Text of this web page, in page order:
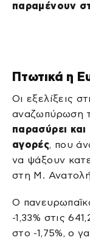
παραμένουν
Πτωτικά η
Οι εξελίξεις
αναζωπύρωση
παρασύρει και
αγορές, που
να ψάξουν
στη Μ. Ανατολή
Ο
-1,33% στις
στο -1,75%, ο